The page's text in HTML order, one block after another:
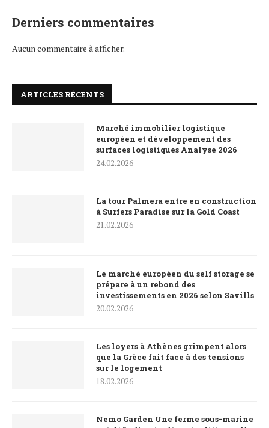
Derniers commentaires
Aucun commentaire à afficher.
ARTICLES RÉCENTS
Marché immobilier logistique
européen et développement des
surfaces logistiques Analyse 2026
24.02.2026
La tour Palmera entre en construction
à Surfers Paradise sur la Gold Coast
21.02.2026
Le marché européen du self storage se
prépare à un rebond des
investissements en 2026 selon Savills
20.02.2026
Les loyers à Athènes grimpent alors
que la Grèce fait face à des tensions
sur le logement
18.02.2026
Nemo Garden Une ferme sous-marine